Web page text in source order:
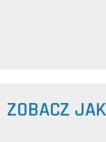
ZOBACZ